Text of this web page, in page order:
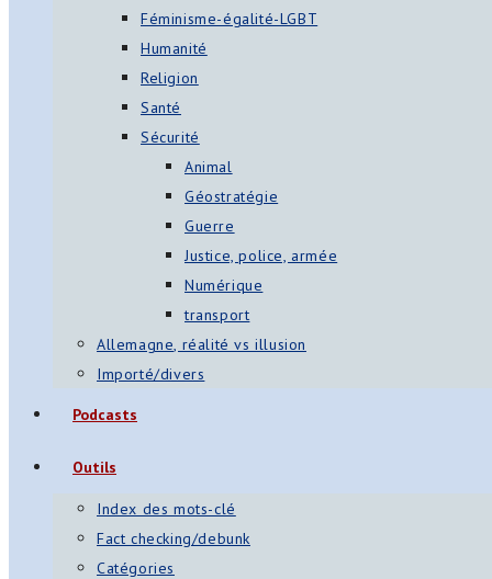
Féminisme-égalité-LGBT
Humanité
Religion
Santé
Sécurité
Animal
Géostratégie
Guerre
Justice, police, armée
Numérique
transport
Allemagne, réalité vs illusion
Importé/divers
Podcasts
Outils
Index des mots-clé
Fact checking/debunk
Catégories